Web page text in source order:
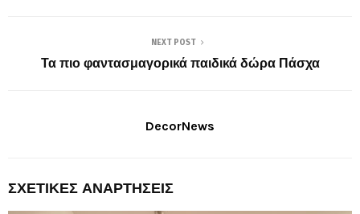
NEXT POST
Τα πιο φαντασμαγορικά παιδικά δώρα Πάσχα
DecorNews
ΣΧΕΤΙΚΈΣ ΑΝΑΡΤΉΣΕΙΣ